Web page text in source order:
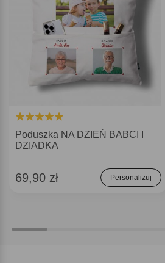
Poduszka NA DZIEŃ BABCI I
DZIADKA
69,90 zł Personalizuj